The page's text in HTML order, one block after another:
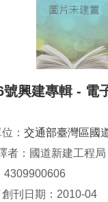
號興建專輯 - 電
： 交通部臺灣區國
者：國道新建工程局
4309900606
創刊日期：2010-04